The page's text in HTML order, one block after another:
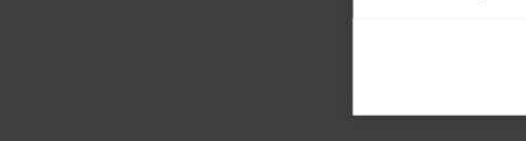
55 % POLYESTER / 45% POLYESTER